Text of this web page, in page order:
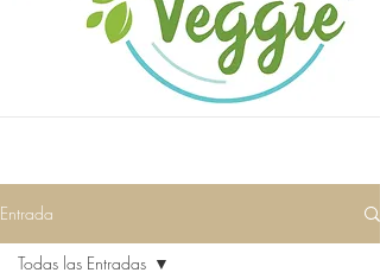
Entrada
Todas las Entradas